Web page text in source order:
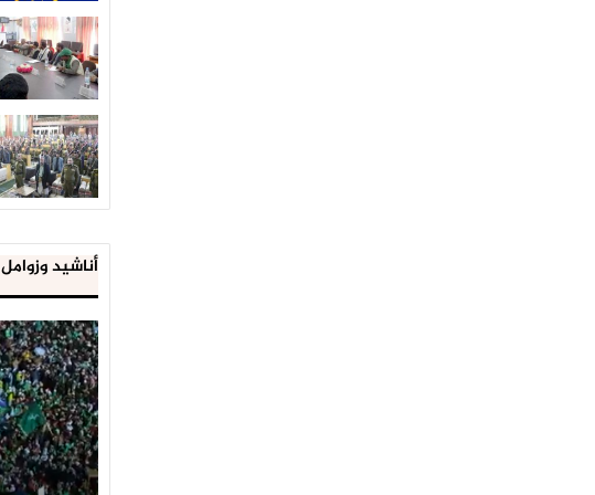
أناشيد وزوامل
العدو
الإسرائيلي
اعتقل
543
طفلا
فلسطينيا
خلال
يناير 31, 2021